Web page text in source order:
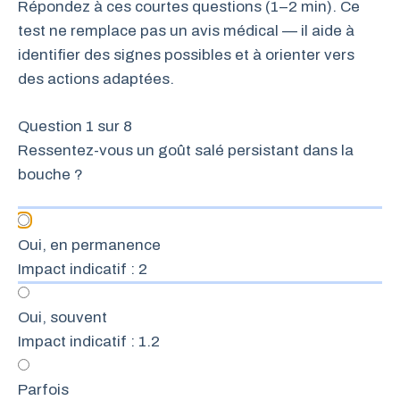
Répondez à ces courtes questions (1–2 min). Ce
test ne remplace pas un avis médical — il aide à
identifier des signes possibles et à orienter vers
des actions adaptées.
Question 1 sur 8
Ressentez-vous un goût salé persistant dans la
bouche ?
Oui, en permanence
Impact indicatif : 2
Oui, souvent
Impact indicatif : 1.2
Parfois